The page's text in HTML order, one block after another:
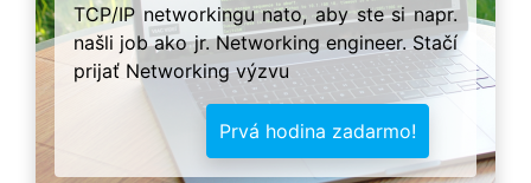
TCP/IP networkingu nato, aby ste si napr.
našli job ako jr. Networking engineer. Stačí
prijať Networking výzvu
Prvá hodina zadarmo!